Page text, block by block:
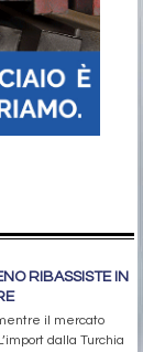
RIBASSISTE IN
il mercato
dalla Turchia